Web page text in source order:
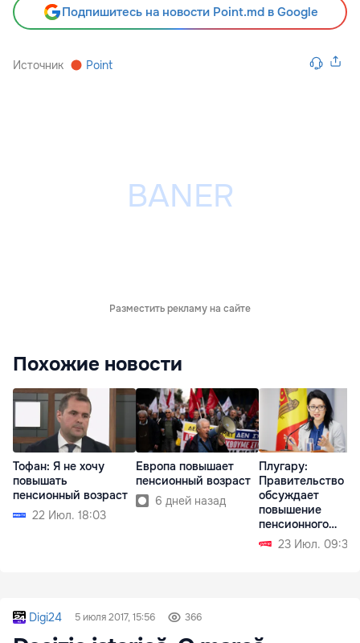
Подпишитесь на новости Point.md в Google
Источник Point
Разместить рекламу на сайте
Похожие новости
Тофан: Я не хочу
повышать
пенсионный возраст
22 Июл. 18:03
Европа повышает
пенсионный возраст
6 дней назад
Плугару:
Правительство не
обсуждает
повышение
пенсионного
возраста
23 Июл. 09:37
Digi24 5 июля 2017, 15:56 366